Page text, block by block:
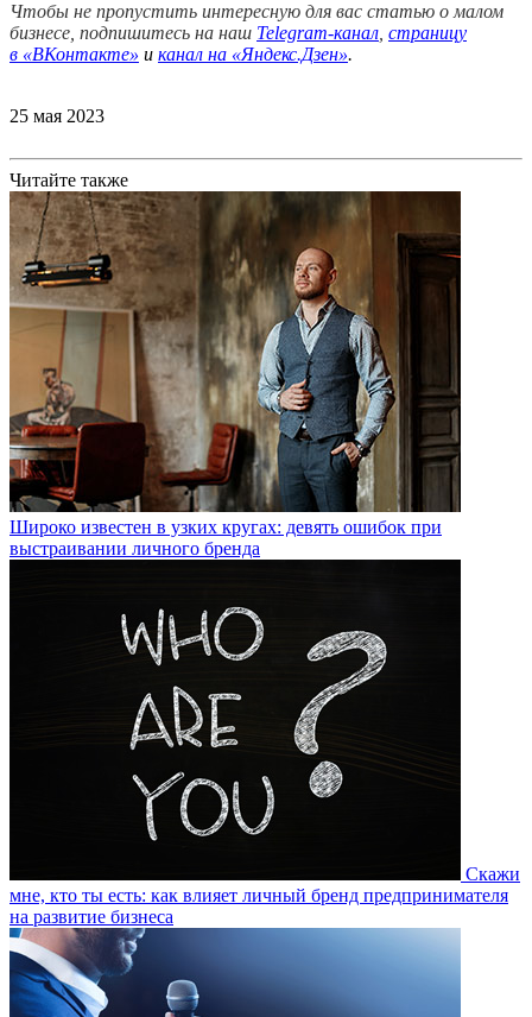
Чтобы не пропустить интересную для вас статью о малом
бизнесе, подпишитесь на наш Telegram-канал страницу
в «ВКонтакте» и канал на «Яндекс.Дзен».
25 мая 2023
Читайте также
Широко известен в узких кругах: девять ошибок при
выстраивании личного бренда
Скажи
мне, кто ты есть: как влияет личный бренд предпринимателя
на развитие бизнеса